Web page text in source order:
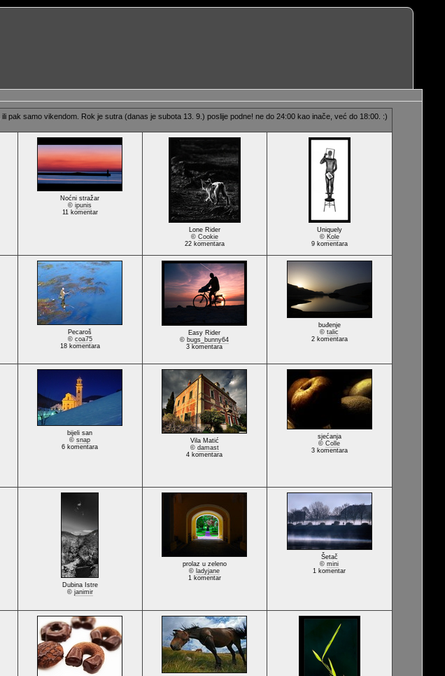
samo vikendom. Rok je sutra (danas je subota 13. 9.) poslije podne! ne do 24:00 kao inače, već do 18:00. :)
Noćni stražar
©ipunis
11 komentar
Lone Rider
© Cookie
22 komentara
Uniquely
© Kole
9 komentara
Pecaroš
© coa75
18 komentara
Easy Rider
© bugs_bunny64
3 komentara
buđenje
©talic
2 komentara
bijeli san
©snap
6 komentara
Vila Matić
© damast
4 komentara
sjećanja
©Colle
3 komentara
Dubina Istre
© janimir
prolaz u zeleno
© ladyjane
1 komentar
Šetač
©mini
1 komentar